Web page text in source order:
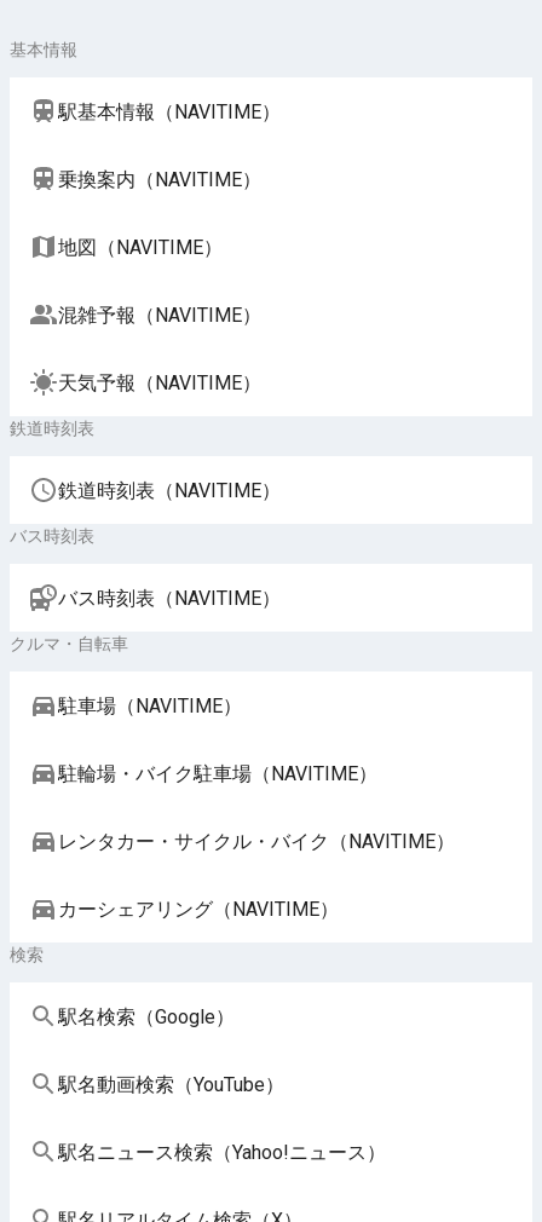
基本情報
駅基本情報（NAVITIME）
乗換案内（NAVITIME）
地図（NAVITIME）
混雑予報（NAVITIME）
天気予報（NAVITIME）
鉄道時刻表
鉄道時刻表（NAVITIME）
バス時刻表
バス時刻表（NAVITIME）
クルマ・自転車
駐車場（NAVITIME）
駐輪場・バイク駐車場（NAVITIME）
レンタカー・サイクル・バイク（NAVITIME）
カーシェアリング（NAVITIME）
検索
駅名検索（Google）
駅名動画検索（YouTube）
駅名ニュース検索（Yahoo!ニュース）